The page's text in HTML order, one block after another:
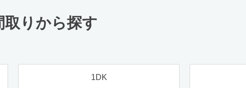
取りから探す
1DK